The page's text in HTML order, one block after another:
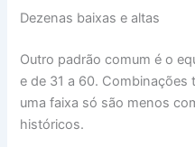
Dezenas baixas e altas
Outro padrão comum é o
e de 31 a 60.
uma faixa só são menos
históricos.